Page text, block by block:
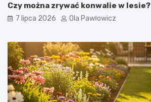
Czy można zrywać konwalie w lesie?
7 lipca 2026 Ola Pawłowicz